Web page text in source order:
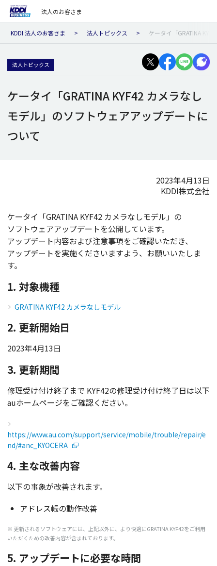
法人のお客さま
KDDI 法人のお客さま 法人トピックス ケータイ「GRATINA
法人トピックス
ケータイ「GRATINA KYF42 カメラなし
モデル」のソフトウェアアップデートに
ついて
2023年4月13日
KDDI株式会社
ケータイ 「GRATINA KYF42 カメラなしモデル」の
ソフトウェアアップデートを公開しています。
アップデート内容および注意事項をご確認いただき、
アップデートを実施くださいますよう、お願いいたしま
す。
1. 対象機種
GRATINA KYF42 カメラなしモデル
2. 更新開始日
2023年4月13日
3. 更新期間
修理受け付け終了まで KYF42の修理受け付け終了日は以下
auホームページをご確認ください。
https://www.au.com/support/service/mobile/trouble/repair/e
nd/#anc_KYOCERA
4. 主な改善内容
以下の事象が改善されます。
アドレス帳の動作改善
※更新されるソフトウェアには、 上記以外に、より快適にGRATINA KYF42をご利用
いただくための改善内容が含まれております。
5. アップデートに必要な時間